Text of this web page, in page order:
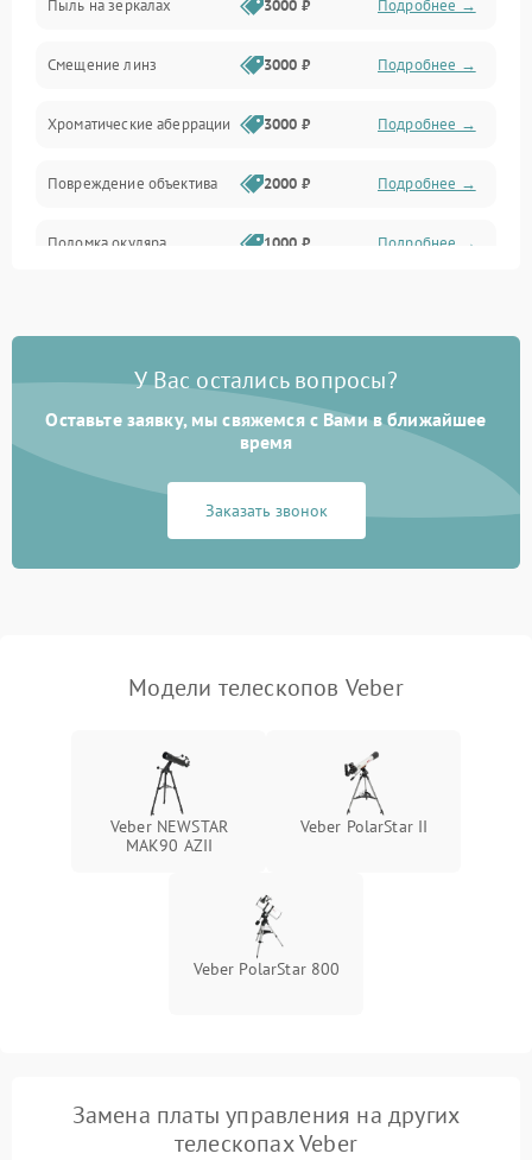
Аксессуары
Пыль на зеркалах 3000 ₽ Подробнее →
Смещение линз 3000 ₽ Подробнее →
Хроматические аберрации 3000 ₽ Подробнее →
Повреждение объектива 2000 ₽ Подробнее →
Поломка окуляра 1000 ₽ Подробнее →
У Вас остались вопросы?
Оставьте заявку, мы свяжемся с Вами в ближайшее
время
Заказать звонок
Модели телескопов Veber
Veber NEWSTAR
MAK90 AZII
Veber PolarStar II
Veber PolarStar 800
Замена платы управления на других
телескопах Veber